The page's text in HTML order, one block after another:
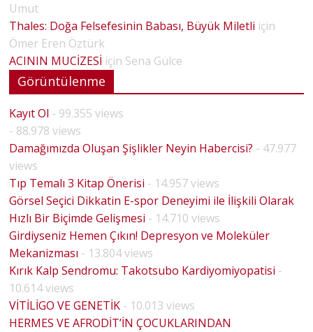
Umut
Thales: Doğa Felsefesinin Babası, Büyük Miletli için
Ömer Eren Öztürk
ACININ MUCİZESİ için Sena Gülce
Görüntülenme
Kayıt Ol - 99.355 views
- 88.978 views
Damağımızda Oluşan Şişlikler Neyin Habercisi? - 47.977
views
Tıp Temalı 3 Kitap Önerisi - 14.957 views
Görsel Seçici Dikkatin E-spor Deneyimi ile İlişkili Olarak
Hızlı Bir Biçimde Gelişmesi - 14.710 views
Girdiyseniz Hemen Çıkın! Depresyon ve Moleküler
Mekanizması - 13.804 views
Kırık Kalp Sendromu: Takotsubo Kardiyomiyopatisi -
10.614 views
VİTİLİGO VE GENETİK - 10.013 views
HERMES VE AFRODİT’İN ÇOCUKLARINDAN